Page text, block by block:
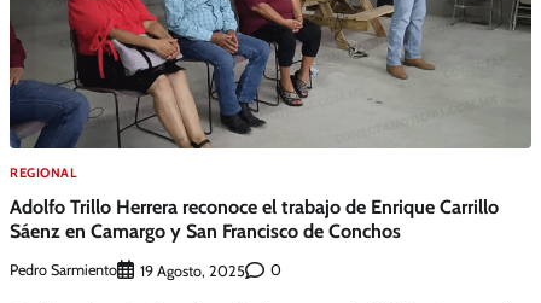
REGIONAL
Adolfo Trillo Herrera reconoce el trabajo de Enrique Carrillo
Sáenz en Camargo y San Francisco de Conchos
Pedro Sarmiento 19 Agosto, 2025 0